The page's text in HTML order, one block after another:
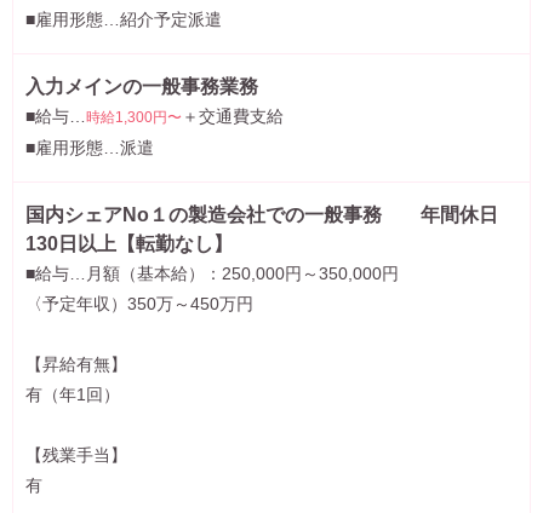
■雇用形態…紹介予定派遣
入力メインの一般事務業務
■給与… 時給1,300円〜 ＋交通費支給
■雇用形態…派遣
国内シェアNo１の製造会社での一般事務 年間休日
130日以上【転勤なし】
■給与…月額（基本給）：250,000円～350,000円
〈予定年収）350万～450万円
【昇給有無】
有（年1回）
【残業手当】
有